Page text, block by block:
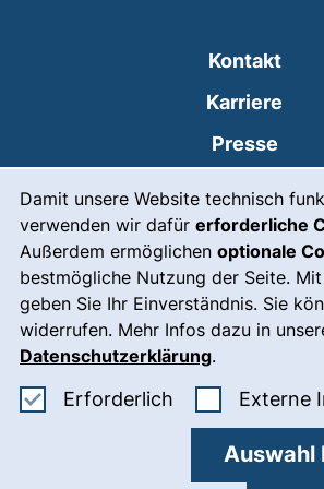
Damit unsere Website technisch
verwenden wir dafür erforderliche
Außerdem ermöglichen optionale
bestmögliche Nutzung der Seite.
geben Sie Ihr Einverständnis. Sie
widerrufen. Mehr Infos dazu in
Datenschutzerklärung.
Erforderlich Erforderliche
Externe
Auswahl
Kontakt
Karriere
Presse
Leichte Sprache
Gebärdensprache
Notfall
Impressum
Barrierefreiheit
Datenschutz